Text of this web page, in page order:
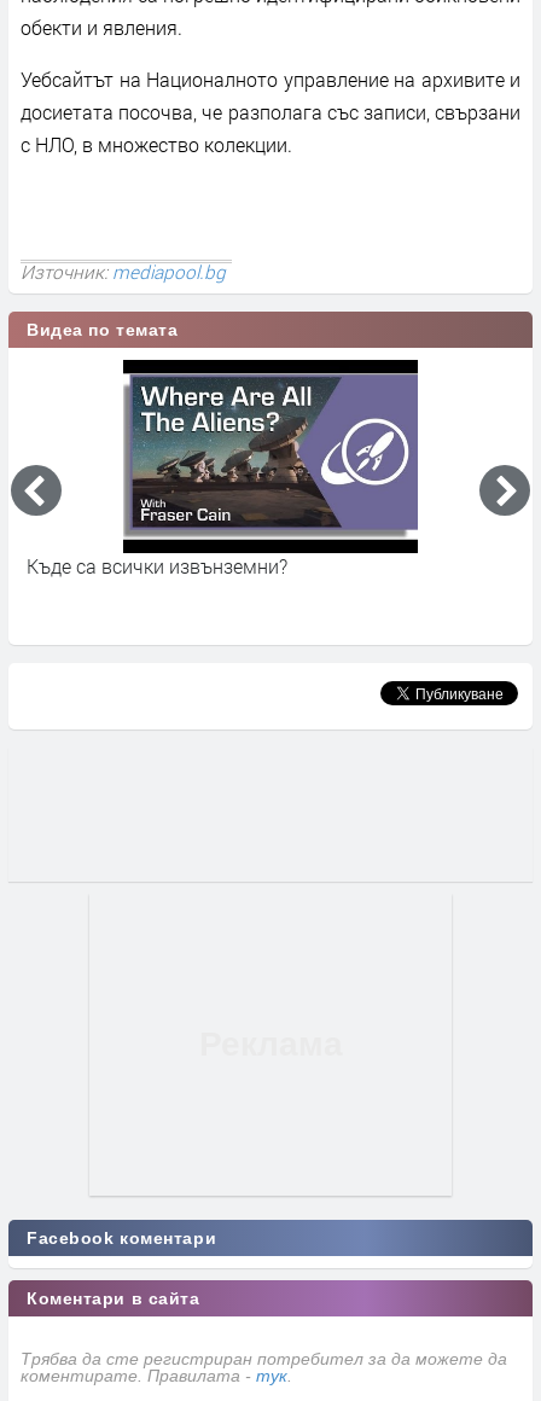
обекти и явления.
Уебсайтът на Националното управление на архивите и
досиетата посочва, че разполага със записи, свързани
с НЛО, в множество колекции.
Източник:mediapool.bg
Видеа по темата
са всички извънземни?
Facebook коментари
Коментари в сайта
Трябва да сте регистриран потребител за да можете да
коментирате. Правилата - тук